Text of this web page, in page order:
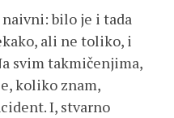
bilo je i tada
ali ne toliko, i
svim takmičenjima,
koliko znam,
I, stvarno